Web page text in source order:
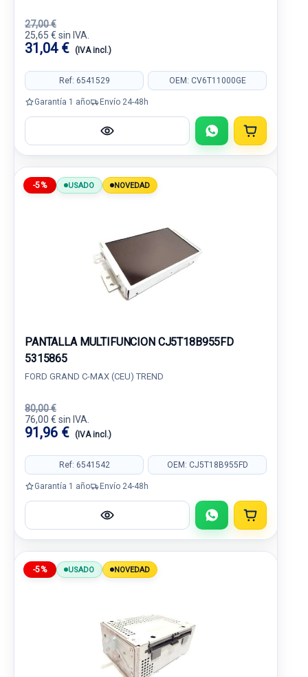
27,00 €
25,65 € sin IVA.
31,04 € (IVA incl.)
Ref: 6541529 OEM: CV6T11000GE
Garantía 1 año Envío 24-48h
-5% USADO NOVEDAD
PANTALLA MULTIFUNCION CJ5T18B955FD
5315865
FORD GRAND C-MAX (CEU) TREND
80,00 €
76,00 € sin IVA.
91,96 € (IVA incl.)
Ref: 6541542 OEM: CJ5T18B955FD
Garantía 1 año Envío 24-48h
-5% USADO NOVEDAD